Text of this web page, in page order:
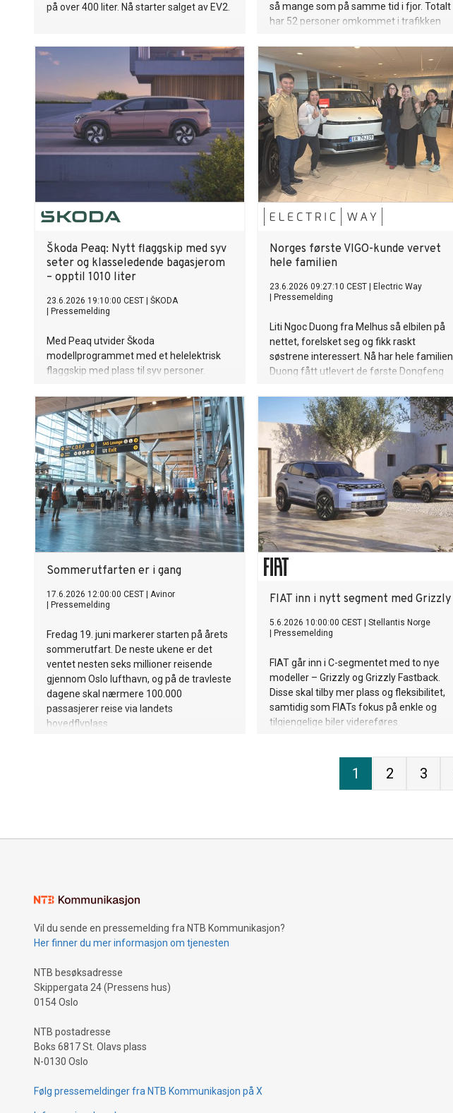
på over 400 liter. Nå starter salget av EV2.
så mange som på samme tid i fjor. Totalt
har 52 personer omkommet i trafikken
mange nordmenn foran en av
sommerens store utfartshelger.
Škoda Peaq: Nytt flaggskip med syv
seter og klasseledende bagasjerom
– opptil 1010 liter
23.6.2026 19:10:00 CEST
ŠKODA
Pressemelding
Med Peaq utvider Škoda
modellprogrammet med et helelektrisk
flaggskip med plass til syv personer.
bagasjerom på opptil 1010 liter med inntil
633 kilometer rekkevidde og en pris fra kr
639.900.
Norges første VIGO-kunde vervet
hele familien
23.6.2026 09:27:10 CEST
Electric Way
Pressemelding
Liti Ngoc Duong fra Melhus så elbilen på
nettet, forelsket seg og fikk raskt
søstrene interessert. Nå har hele familien
Duong fått utlevert de første Dongfeng
Sommerutfarten er i gang
17.6.2026 12:00:00 CEST
Avinor
Pressemelding
Fredag 19. juni markerer starten på årets
sommerutfart. De neste ukene er det
ventet nesten seks millioner reisende
gjennom Oslo lufthavn, og på de travleste
dagene skal nærmere 100.000
passasjerer reise via landets
hovedflyplass.
FIAT inn i nytt segment med Grizzly
5.6.2026 10:00:00 CEST
Stellantis Norge
Pressemelding
FIAT går inn i C-segmentet med to nye
modeller – Grizzly og Grizzly Fastback.
Disse skal tilby mer plass og fleksibilitet,
samtidig som FIATs fokus på enkle og
tilgjengelige biler videreføres.
1 2 3
Vil du sende en pressemelding fra NTB Kommunikasjon?
Her finner du mer informasjon om tjenesten
NTB besøksadresse
Skippergata 24 (Pressens hus)
0154 Oslo
NTB postadresse
Boks 6817 St. Olavs plass
N-0130 Oslo
Følg pressemeldinger fra NTB Kommunikasjon på X